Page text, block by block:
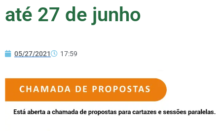
até 27 de junho
05/27/2021 17:59